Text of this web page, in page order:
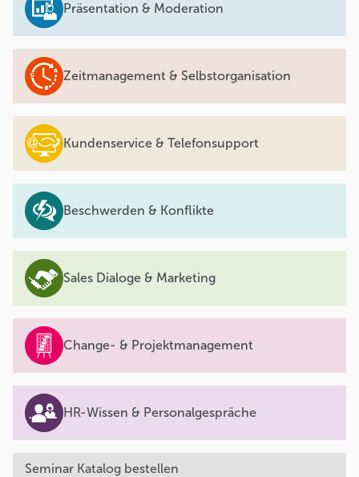
Präsentation & Moderation
Zeitmanagement & Selbstorganisation
Kundenservice & Telefonsupport
Beschwerden & Konflikte
Sales Dialoge & Marketing
Change- & Projektmanagement
HR-Wissen & Personalgespräche
Seminar Katalog bestellen